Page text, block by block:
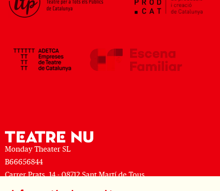
Monday Theater SL
B66656844
Carrer Prats, 14 - 08712 Sant Martí de Tous
M: (+34) 677 519 625 · T: (+34) 93 805 08 63